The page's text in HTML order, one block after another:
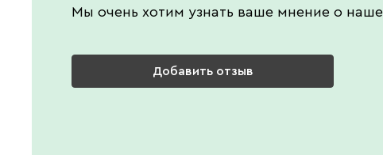
Мы очень хотим узнать ваше мнение о
Добавить отзыв